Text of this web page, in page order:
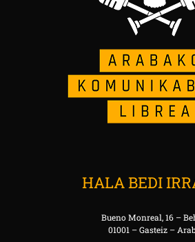
HALA BEDI
Bueno Monreal, 16 –
01001 – Gasteiz –